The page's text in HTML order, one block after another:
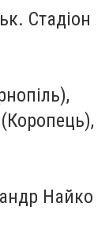
Стадіон
Найко